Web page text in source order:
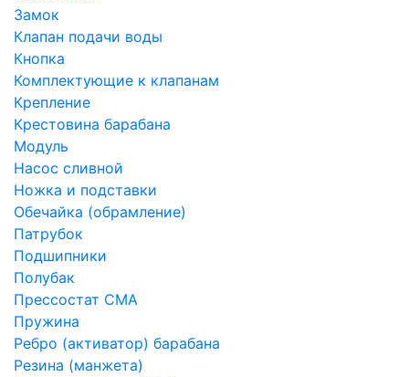
Замок
Клапан подачи воды
Кнопка
Комплектующие к клапанам
Крепление
Крестовина барабана
Модуль
Насос сливной
Ножка и подставки
Обечайка (обрамление)
Патрубок
Подшипники
Полубак
Прессостат СМА
Пружина
Ребро (активатор) барабана
Резина (манжета)